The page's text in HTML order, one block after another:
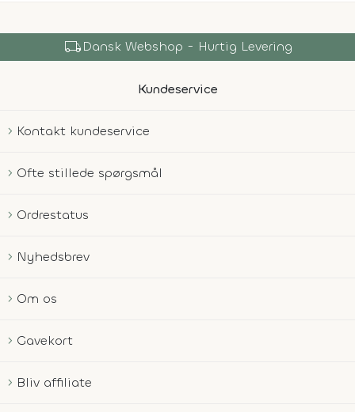
local_shippingDansk Webshop - Hurtig Levering
Kundeservice
Kontakt kundeservice
Ofte stillede spørgsmål
Ordrestatus
Nyhedsbrev
Om os
Gavekort
Bliv affiliate